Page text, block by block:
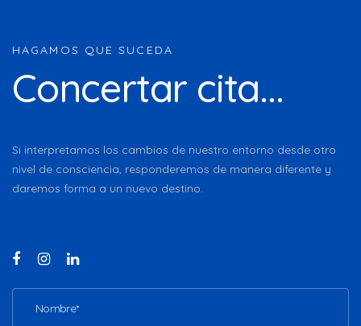
HAGAMOS QUE SUCEDA
Concertar cita...
Si interpretamos los cambios de nuestro entorno desde otro
nivel de consciencia, responderemos de manera diferente y
daremos forma a un nuevo destino.